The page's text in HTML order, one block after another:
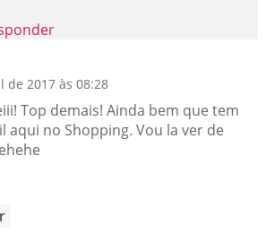
de 2017 às 08:28
Top demais! Ainda bem que tem
aqui no Shopping. Vou la ver de